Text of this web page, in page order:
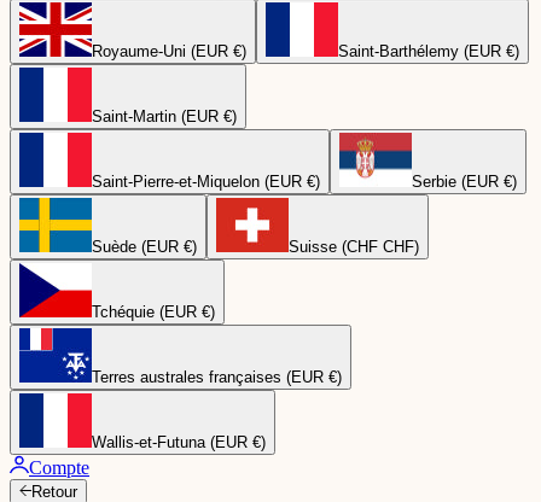
Royaume-Uni (EUR €) Saint-Barthélemy (EUR €)
Saint-Martin (EUR €)
Saint-Pierre-et-Miquelon (EUR €) Serbie (EUR €)
Suède (EUR €) Suisse (CHF CHF)
Tchéquie (EUR €)
Terres australes françaises (EUR €)
Wallis-et-Futuna (EUR €)
Compte
Retour